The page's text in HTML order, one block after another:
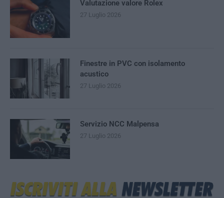
Valutazione valore Rolex
27 Luglio 2026
Finestre in PVC con isolamento
acustico
27 Luglio 2026
Servizio NCC Malpensa
27 Luglio 2026